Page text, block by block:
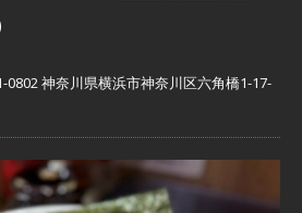
0802 神奈川県横浜市神奈川区六角橋1-17-